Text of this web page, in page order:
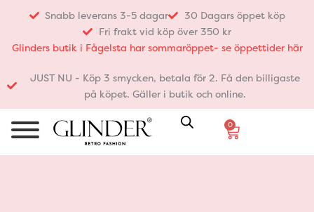
innehåll
Snabb leverans 3-5 dagar
30 Dagars öppet köp
Fri frakt vid köp över 350 kr
Glinders butik i Fågelsta har sommaröppet- se öppettider här
JUST NU - Köp 3 smycken, betala för 2. Få den billigaste
på köpet. Gäller i butik och online.
0
Varukorg